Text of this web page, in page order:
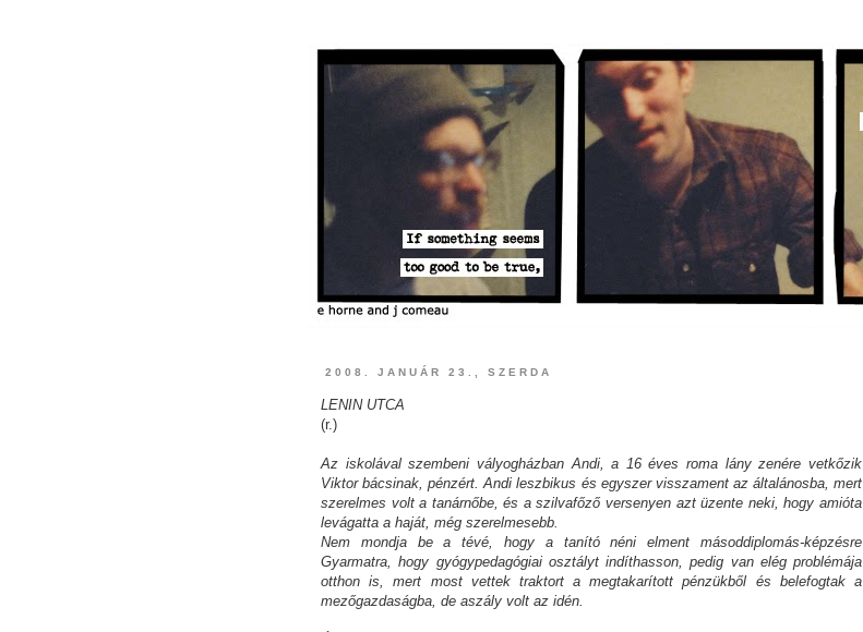
2008. JANUÁR 23., SZERDA
LENIN UTCA
(r.)
Az iskolával szembeni vályogházban Andi, a 16 éves roma lány zenére vetkőzik
Viktor bácsinak, pénzért. Andi leszbikus és egyszer visszament az általánosba, mert
szerelmes volt a tanárnőbe, és a szilvafőző versenyen azt üzente neki, hogy amióta
levágatta a haját, még szerelmesebb.
Nem mondja be a tévé, hogy a tanító néni elment másoddiplomás-képzésre
Gyarmatra, hogy gyógypedagógiai osztályt indíthasson, pedig van elég problémája
otthon is, mert most vettek traktort a megtakarított pénzükből és belefogtak a
mezőgazdaságba, de aszály volt az idén.